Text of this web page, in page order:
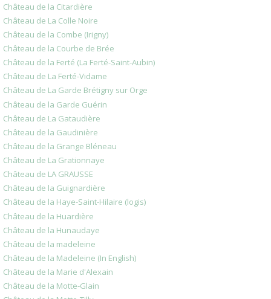
Château de la Citardière
Château de La Colle Noire
Château de la Combe (Irigny)
Château de la Courbe de Brée
Château de la Ferté (La Ferté-Saint-Aubin)
Château de La Ferté-Vidame
Château de La Garde Brétigny sur Orge
Château de la Garde Guérin
Château de La Gataudière
Château de la Gaudinière
Château de la Grange Bléneau
Château de La Grationnaye
Château de LA GRAUSSE
Château de la Guignardière
Château de la Haye-Saint-Hilaire (logis)
Château de la Huardière
Château de la Hunaudaye
Château de la madeleine
Château de la Madeleine (In English)
Château de la Marie d'Alexain
Château de la Motte-Glain